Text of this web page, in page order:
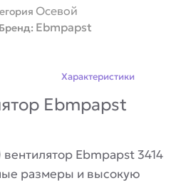
Осевой
Бренд: Ebmpapst
Характеристики
Ebmpapst
Ebmpapst 3414
размеры и высокую